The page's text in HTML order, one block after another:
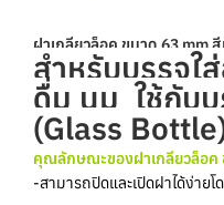
ฝาเกลียวล็อค ขนาด 63 mm
สำหรับบรรจุใ
ดื่ม นม ใช้กับ
(Glass
คุณลักษณะของฝาเกลียวล็อค
-สามารถปิดและเปิดฝาได้ง่าย